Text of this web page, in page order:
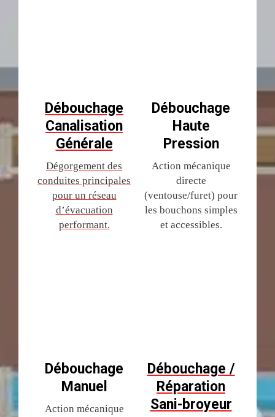
Débouchage
Canalisation
Générale
Dégorgement des
conduites principales
pour un réseau
d’évacuation
performant.
Débouchage
Manuel
Action mécanique
Débouchage
Haute
Pression
Action mécanique
directe
(ventouse/furet) pour
les bouchons simples
et accessibles.
Débouchage /
Réparation
Sani-broyeur